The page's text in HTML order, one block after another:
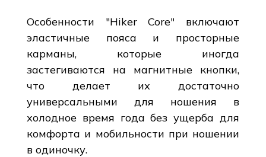
Особенности "Hiker Core" включают
эластичные пояса и просторные
карманы, которые иногда
застегиваются на магнитные кнопки,
что делает их достаточно
универсальными для ношения в
холодное время года без ущерба для
комфорта и мобильности при ношении
в одиночку.